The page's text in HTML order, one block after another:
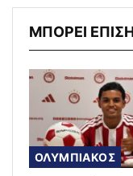
ΜΠΟΡΕΙ
ΟΛΥΜΠΙΑΚΟΣ